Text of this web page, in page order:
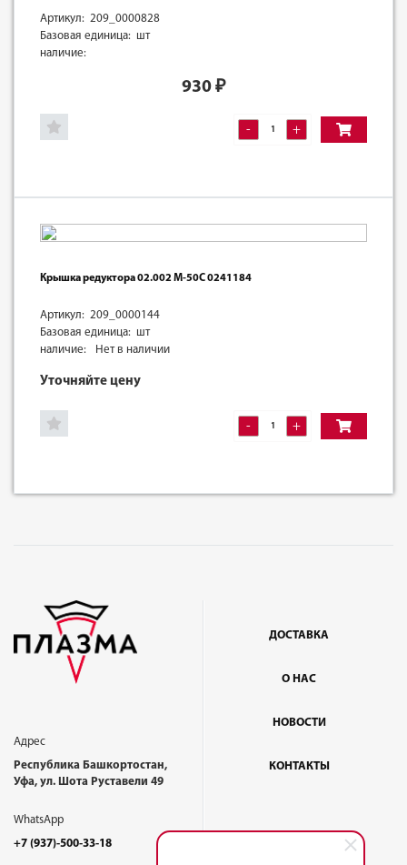
Артикул: 209_0000828
Базовая единица: шт
наличие:
930 ₽
- +
Крышка редуктора 02.002 М-50С 0241184
Артикул: 209_0000144
Базовая единица: шт
наличие:
Нет в наличии
Уточняйте цену
- +
Адрес
Республика Башкортостан,
Уфа, ул. Шота Руставели 49
WhatsApp
+7 (937)-500-33-18
ДОСТАВКА
О НАС
НОВОСТИ
КОНТАКТЫ